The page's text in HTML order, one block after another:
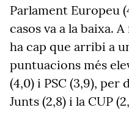
Parlament Europeu
casos va a la baixa.
ha cap que arribi a
puntuacions més
(4,0) i PSC (3,9), per
Junts (2,8) i la CUP